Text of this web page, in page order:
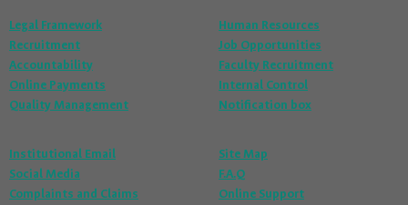
Legal Framework
Recruitment
Accountability
Online Payments
Quality Management
Human Resources
Job Opportunities
Faculty Recruitment
Internal Control
Notification box
Institutional Email
Social Media
Complaints and Claims
Site Map
F.A.Q
Online Support